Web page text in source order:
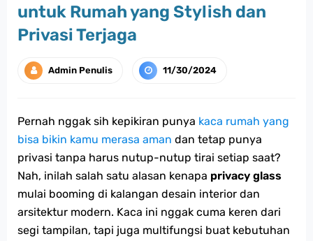
untuk Rumah yang Stylish dan
Privasi Terjaga
Admin Penulis 11/30/2024
Pernah nggak sih kepikiran punya kaca rumah yang
bisa bikin kamu merasa aman dan tetap punya
privasi tanpa harus nutup-nutup tirai setiap saat?
Nah, inilah salah satu alasan kenapa privacy glass
mulai booming di kalangan desain interior dan
arsitektur modern. Kaca ini nggak cuma keren dari
segi tampilan, tapi juga multifungsi buat kebutuhan